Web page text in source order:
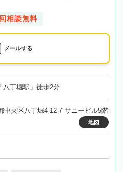
相談無料
メールする
八丁堀駅」徒歩2分
中央区八丁堀4-12-7 サニービル5階
地図